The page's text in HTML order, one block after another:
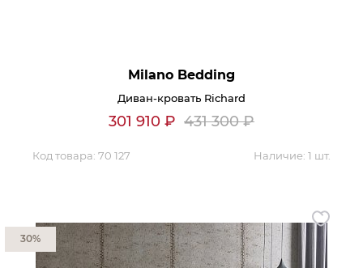
3D Тур
Milano Bedding
Диван-кровать Richard
301 910 ₽ 431 300₽
Код товара: 70 127 Наличие: 1 шт.
30%